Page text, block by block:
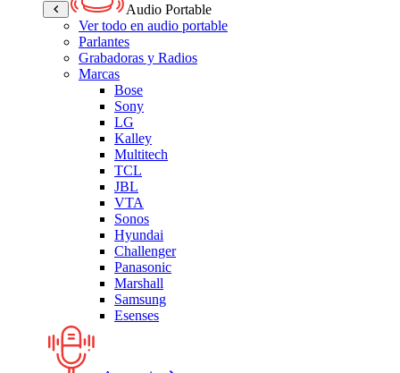
Audio Portable
Ver todo en audio portable
Parlantes
Grabadoras y Radios
Marcas
Bose
Sony
LG
Kalley
Multitech
TCL
JBL
VTA
Sonos
Hyundai
Challenger
Panasonic
Marshall
Samsung
Esenses